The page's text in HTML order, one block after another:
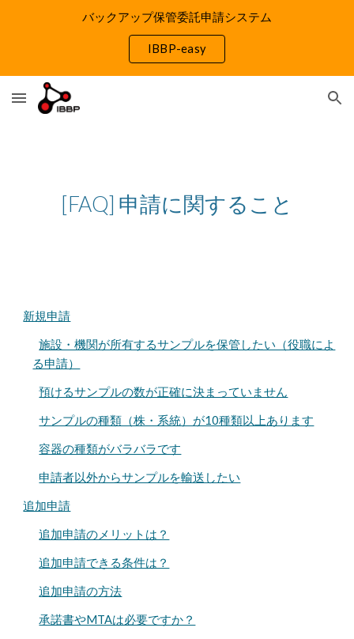
バックアップ保管委託申請システム
IBBP-easy
[FAQ] 申請に関すること
新規申請
施設・機関が所有するサンプルを保管したい（役職によ
る申請）
預けるサンプルの数が正確に決まっていません
サンプルの種類（株・系統）が10種類以上あります
容器の種類がバラバラです
申請者以外からサンプルを輸送したい
追加申請
追加申請のメリットは？
追加申請できる条件は？
追加申請の方法
承諾書やMTAは必要ですか？